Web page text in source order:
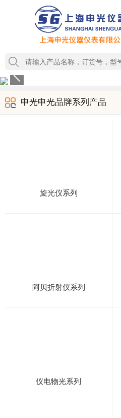
申光申光品牌系列产品
旋光仪系列
阿贝折射仪系列
仪电物光系列